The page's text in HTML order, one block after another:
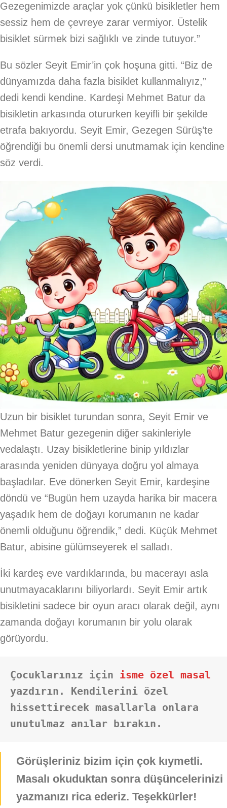
Gezegenimizde araçlar yok çünkü bisikletler hem
sessiz hem de çevreye zarar vermiyor. Üstelik
bisiklet sürmek bizi sağlıklı ve zinde tutuyor.”
Bu sözler Seyit Emir’in çok hoşuna gitti. “Biz de
dünyamızda daha fazla bisiklet kullanmalıyız,”
dedi kendi kendine. Kardeşi Mehmet Batur da
bisikletin arkasında otururken keyifli bir şekilde
etrafa bakıyordu. Seyit Emir, Gezegen Sürüş’te
öğrendiği bu önemli dersi unutmamak için kendine
söz verdi.
Uzun bir bisiklet turundan sonra, Seyit Emir ve
Mehmet Batur gezegenin diğer sakinleriyle
vedalaştı. Uzay bisikletlerine binip yıldızlar
arasında yeniden dünyaya doğru yol almaya
başladılar. Eve dönerken Seyit Emir, kardeşine
döndü ve “Bugün hem uzayda harika bir macera
yaşadık hem de doğayı korumanın ne kadar
önemli olduğunu öğrendik,” dedi. Küçük Mehmet
Batur, abisine gülümseyerek el salladı.
İki kardeş eve vardıklarında, bu macerayı asla
unutmayacaklarını biliyorlardı. Seyit Emir artık
bisikletini sadece bir oyun aracı olarak değil, aynı
zamanda doğayı korumanın bir yolu olarak
görüyordu.
Çocuklarınız için isme özel masal
yazdırın. Kendilerini özel
hissettirecek masallarla onlara
unutulmaz anılar bırakın.
Görüşleriniz bizim için çok kıymetli.
Masalı okuduktan sonra düşüncelerinizi
yazmanızı rica ederiz. Teşekkürler!